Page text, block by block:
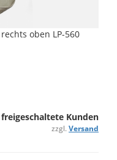
oben LP-560
Kunden
zzgl. Versand